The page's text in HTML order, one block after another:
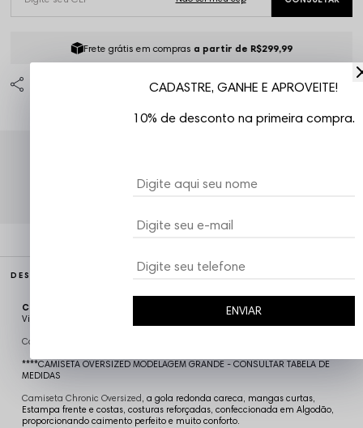
Frete grátis em compras a partir de R$299,99
DESCRIÇÃO COMPLETA
Código identificador (SKU):
Vizu07
Camiseta Oversized Chronic Regular
****CAMISETA OVERSIZED MODELAGEM GRANDE - CONSULTAR TABELA DE
MEDIDAS
Camiseta Chronic Oversized , a gola redonda careca, mangas curtas,
Estampa frente e costas, costuras reforçadas, confeccionada em Algodão,
proporcionando caimento perfeito e muito conforto.
CADASTRE, GANHE E APROVEITE!
10% de desconto na primeira compra.
ENVIAR